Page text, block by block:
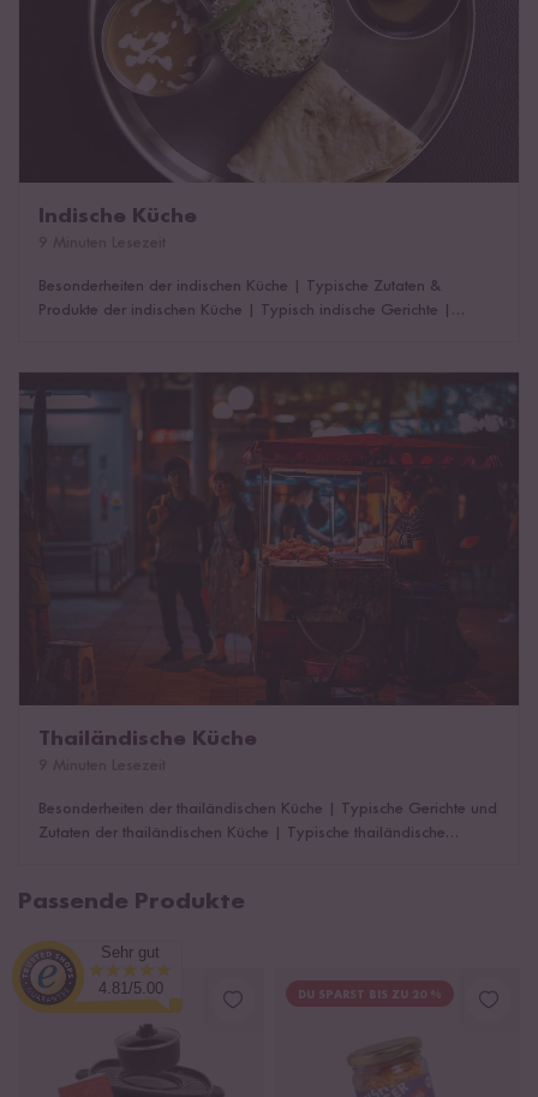
Indische Küche
Besonderheiten der indischen Küche | Typische Zutaten &
Produkte der indischen Küche | Typisch indische Gerichte |
Thailändische Küche
Besonderheiten der thailändischen Küche
Typische Gerichte und
Zutaten der thailändischen Küche
Typische thailändische
Passende Produkte
DU SPARST BIS ZU 20 %
Sehr gut
4.81/5.00